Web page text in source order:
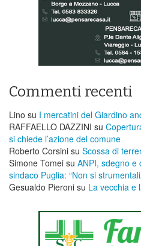
Commenti recenti
Lino su I mercatini del Giardino
RAFFAELLO DAZZINI su
si chiede l’azione del comune
Roberto Corsini su Scossa di
Simone Tomei su ANPI, sdegno e
sindaco Puglia: “Non si
Gesualdo Pieroni su La vecchia e